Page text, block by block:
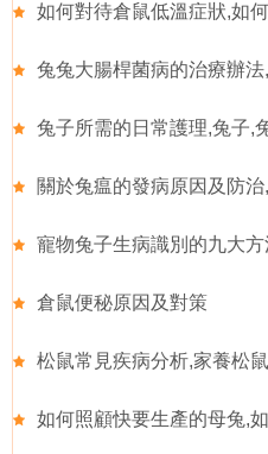
如何對待倉鼠低溫症狀,如
兔兔大腸桿菌病的治療辦
兔子所需的日常護理,兔子,
關於兔瘟的發病原因及防
寵物兔子生病識別的九大
倉鼠便秘原因及對策
松鼠常見疾病分析,家養松
如何照顧快要生產的母兔,